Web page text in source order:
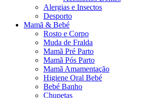
Alergias e Insectos
Desporto
Mamã & Bebé
Rosto e Corpo
Muda de Fralda
Mamã Pré Parto
Mamã Pós Parto
Mamã Amamentação
Higiene Oral Bebé
Bebé Banho
Chupetas